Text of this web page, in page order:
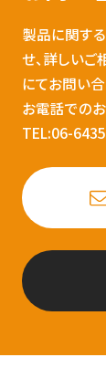
製品に関す
せ、詳しい
にてお問い合
お電話での
TEL:06-